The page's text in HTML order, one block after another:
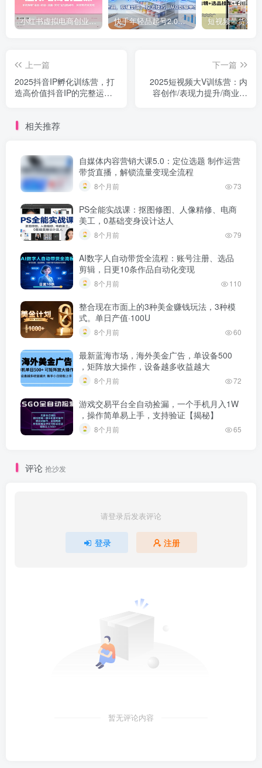
小红书虚拟电商创业课，系统拆解选品-内容-流量-变现，实现零成本变现 快手年轻品起号2.0：养号选品，剪辑封面，投流技巧，从0到爆单全流程
上一篇
2025抖音IP孵化训练营，打
造高价值抖音IP的完整运营
下一篇
2025短视频大V训练营：内
容创作/表现力提升/商业变
相关推荐
自媒体内容营销大课5.0：定位选题 制作运营
带货直播，解锁流量变现全流程
8个月前 73
PS全能实战课：抠图修图、人像精修、电商
美工，0基础变身设计达人
8个月前 79
AI数字人自动带货全流程：账号注册、选品
剪辑，日更10条作品自动化变现
8个月前 110
整合现在市面上的3种美金赚钱玩法，3种模
式。单日产值·100U
8个月前 60
最新蓝海市场，海外美金广告，单设备500
，矩阵放大操作，设备越多收益越大
8个月前 72
游戏交易平台全自动捡漏，一个手机月入1W
，操作简单易上手，支持验证【揭秘】
8个月前 65
评论 抢沙发
请登录后发表评论
登录 注册
暂无评论内容